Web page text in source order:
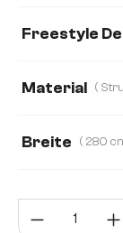
Freestyle
Material
Breite